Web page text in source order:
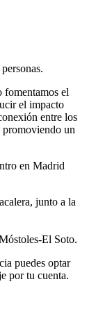
fomentamos el
el impacto
entre los
promoviendo un
en Madrid
junto a la
El Soto.
puedes optar
por tu cuenta.